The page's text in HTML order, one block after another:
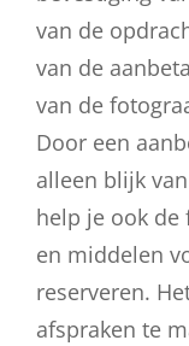
van de
van de
van de
Door een
alleen blijk
help je ook
en middelen
reserveren.
afspraken te